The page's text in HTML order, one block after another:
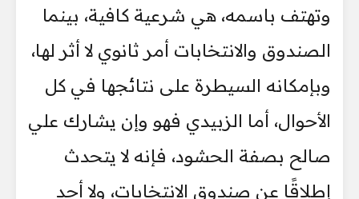
وتهتف باسمه، هي شرعية كافية، بينما
الصندوق والانتخابات أمر ثانوي لا أثر لها،
وبإمكانه السيطرة على نتائجها في كل
الأحوال، أما الزبيدي فهو وإن يشارك علي
صالح بصفة الحشود، فإنه لا يتحدث
إطلاقًا عن صندوق الانتخابات، ولا أحد